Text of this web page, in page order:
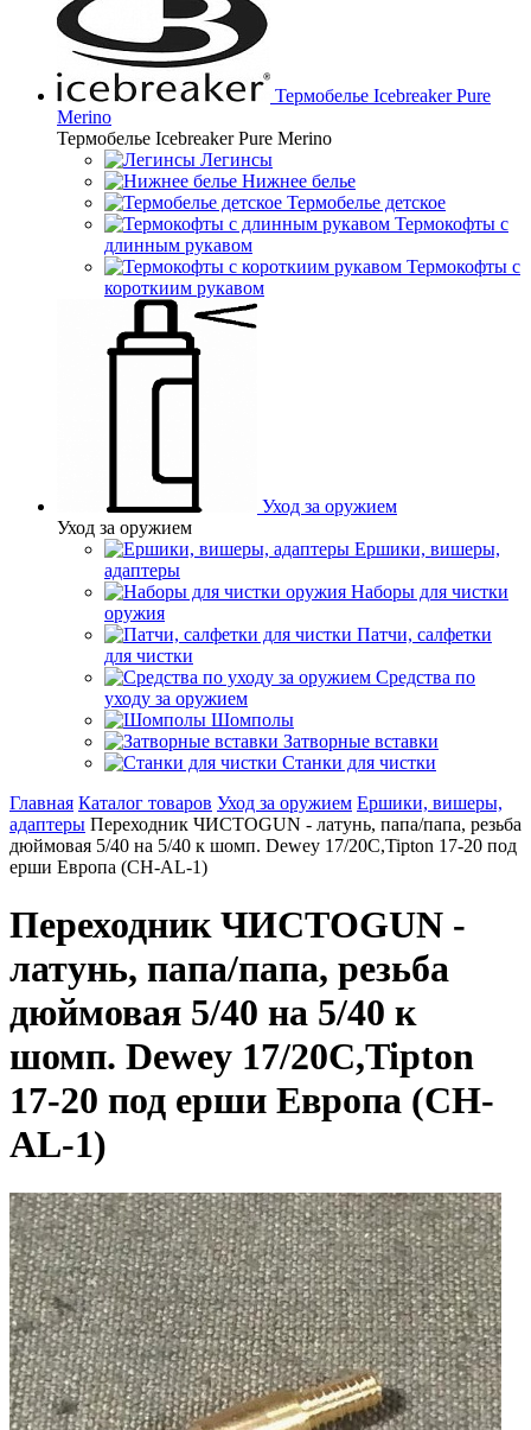
Термобелье Icebreaker Pure
Merino
Термобелье Icebreaker Pure Merino
Легинсы
Нижнее белье
Термобелье детское
Термокофты с
длинным рукавом
Термокофты с
короткиим рукавом
Уход за оружием
Уход за оружием
Ершики, вишеры,
адаптеры
Наборы для чистки
оружия
Патчи, салфетки
для чистки
Средства по
уходу за оружием
Шомполы
Затворные вставки
Станки для чистки
Главная Каталог товаров Уход за оружием Ершики, вишеры,
адаптеры Переходник ЧИСТОGUN - латунь, папа/папа, резьба
дюймовая 5/40 на 5/40 к шомп. Dewey 17/20C,Tipton 17-20 под
ерши Европа (CH-AL-1)
Переходник ЧИСТОGUN -
латунь, папа/папа, резьба
дюймовая 5/40 на 5/40 к
шомп. Dewey 17/20C,Tipton
17-20 под ерши Европа (CH-
AL-1)